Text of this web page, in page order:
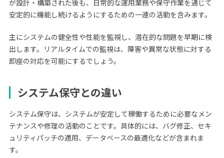
が設計・構築された後も、日常的な運用業務や保守作業を通じて
安定的に機能し続けるようにするための一連の活動を含みます。
主にシステムの健全性や性能を監視し、潜在的な問題を早期に検
出します。リアルタイムでの監視は、障害や異常な状態に対する
即座の対応を可能にするでしょう。
システム保守との違い
システム保守は、システムが安定して稼働するために必要なメン
テナンスや修理の活動のことです。具体的には、バグ修正、セキ
ュリティパッチの適用、データベースの最適化などが含まれま
す。